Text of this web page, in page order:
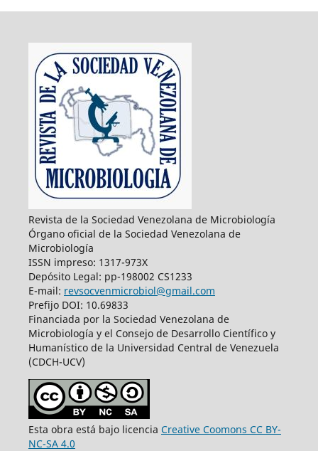
Revista de la Sociedad Venezolana de Microbiología
Órgano oficial de la Sociedad Venezolana de
Microbiología
ISSN impreso: 1317-973X
Depósito Legal: pp-198002 CS1233
E-mail: revsocvenmicrobiol@gmail.com
Prefijo DOI: 10.69833
Financiada por la Sociedad Venezolana de
Microbiología y el Consejo de Desarrollo Científico y
Humanístico de la Universidad Central de Venezuela
(CDCH-UCV)
Esta obra está bajo licencia Creative Coomons CC BY-
NC-SA 4.0